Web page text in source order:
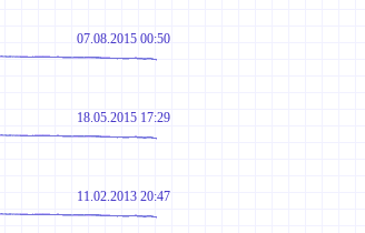
07.08.2015 00:50
18.05.2015 17:29
11.02.2013 20:47